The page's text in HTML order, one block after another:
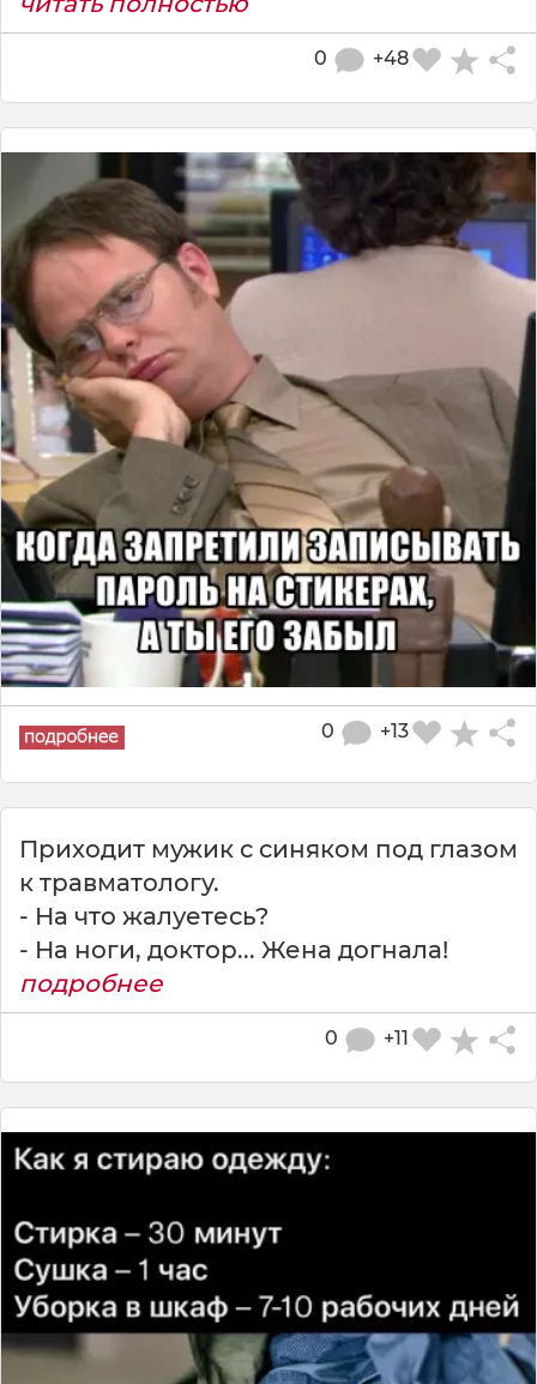
+48
0
+13
0
Приходит мужик с синяком под глазом
к травматологу.
- На что жалуетесь?
- На ноги, доктор... Жена догнала!
подробнее
+11
0